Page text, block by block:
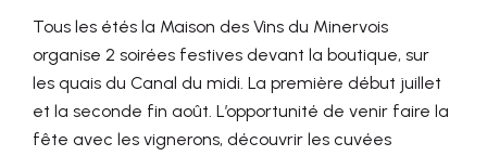
Tous les étés la Maison des Vins du Minervois
organise 2 soirées festives devant la boutique, sur
les quais du Canal du midi. La première début juillet
et la seconde fin août. L’opportunité de venir faire la
fête avec les vignerons, découvrir les cuvées